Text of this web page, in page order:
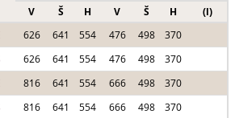
V
Š H V Š H
(l)
626 641 554 476 498
370
626 641 554 476 498
370
816 641 554 666 498
370
816 641 554 666 498
370